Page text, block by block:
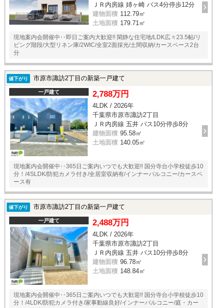
ＪＲ内房線 姉ヶ崎 バス4分停歩12分
建物面積 112.79㎡
土地面積 179.71㎡
現地案内会開催中‥即日ご案内大歓迎!! 閑静な住宅地/LDK広々23.5帖/リ
ビング階段/大型リネン庫/2WIC/全室2面採光/土間収納/カースペース2台
分
値下がり 市原市諏訪2丁目の新築一戸建て
一戸建て 2,788万円
4LDK / 2026年
千葉県市原市諏訪2丁目
ＪＲ内房線 五井 バス10分停歩8分
建物面積 95.58㎡
土地面積 140.05㎡
現地案内会開催中‥365日ご案内いつでも大歓迎!! 国分寺台小学校徒歩10
分！/4SLDK/防犯カメラ付き/全居室収納有/インナーバルコニー/カースペ
ース有
値下がり 市原市諏訪2丁目の新築一戸建て
一戸建て 2,488万円
4LDK / 2026年
千葉県市原市諏訪2丁目
ＪＲ内房線 五井 バス10分停歩8分
建物面積 96.78㎡
土地面積 148.84㎡
現地案内会開催中‥365日ご案内いつでも大歓迎!! 国分寺台小学校徒歩10
分！/4LDK/防犯カメラ付き/家事動線良好/インナーバルコニー/庭・カー